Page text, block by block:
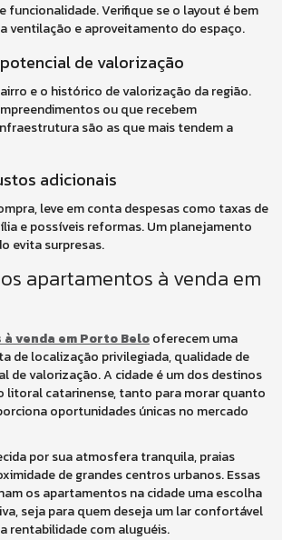
Verifique se o layout é bem
ventilação e aproveitamento do espaço.
de valorização
e o histórico de valorização da região.
ou que recebem
são as que mais tendem a
adicionais
leve em conta despesas como taxas de
e possíveis reformas. Um planejamento
evita surpresas.
apartamentos à venda em
venda em Porto Belooferecem uma
de localização privilegiada, qualidade de
de valorização. A cidade é um dos destinos
litoral catarinense, tanto para morar quanto
oportunidades únicas no mercado
por sua atmosfera tranquila, praias
de grandes centros urbanos. Essas
os apartamentos na cidade uma escolha
seja para quem deseja um lar confortável
rentabilidade com aluguéis.